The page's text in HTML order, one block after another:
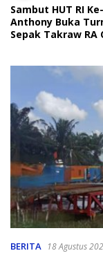
Sambut HUT RI
Anthony Buka
Sepak Takraw RA
BERITA 18 Agustus